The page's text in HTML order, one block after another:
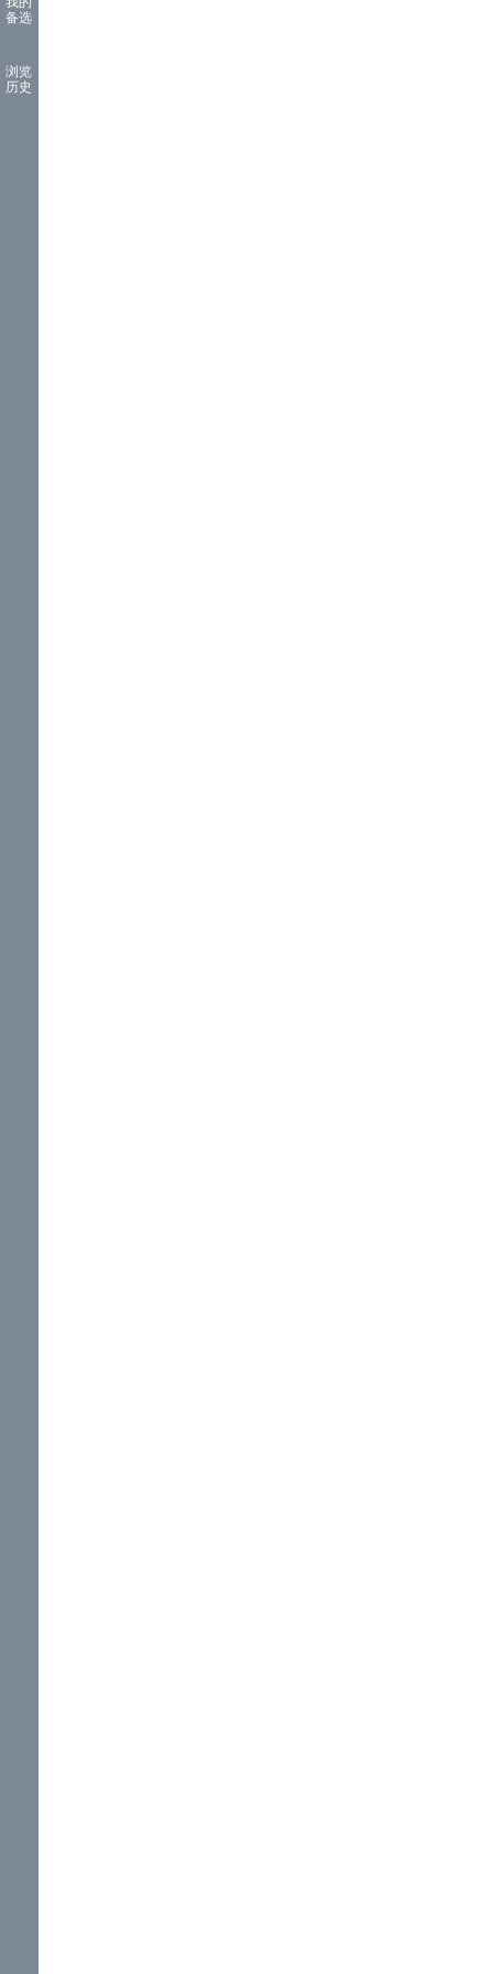
备选
浏览
历史